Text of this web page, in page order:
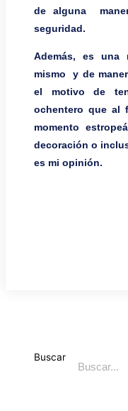
de alguna
seguridad.
Además, es una
mismo y de
el motivo de
ochentero que al
momento
decoración o
es mi opinión.
Buscar